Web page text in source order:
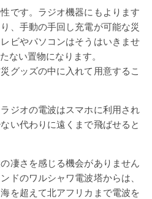
です。ラジオ機器にもよります
、手動の手回し充電が可能な災
ビやパソコンはそうはいきませ
ない置物になります。
グッズの中に入れて用意するこ
ジオの電波はスマホに利用され
い代わりに遠くまで飛ばせると
凄さを感じる機会がありません
ドのワルシャワ電波塔からは、
を超えて北アフリカまで電波を